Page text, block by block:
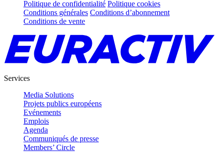
Politique de confidentialité Politique cookies
Conditions générales Conditions d’abonnement
Conditions de vente
Services
Media Solutions
Projets publics européens
Evénements
Emplois
Agenda
Communiqués de presse
Members’ Circle